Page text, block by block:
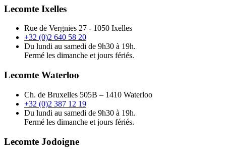
Lecomte Ixelles
Rue de Vergnies 27 - 1050 Ixelles
+32 (0)2 640 58 20
Du lundi au samedi de 9h30 à 19h.
Fermé les dimanche et jours fériés.
Lecomte Waterloo
Ch. de Bruxelles 505B – 1410 Waterloo
+32 (0)2 387 12 19
Du lundi au samedi de 9h30 à 19h.
Fermé les dimanche et jours fériés.
Lecomte Jodoigne